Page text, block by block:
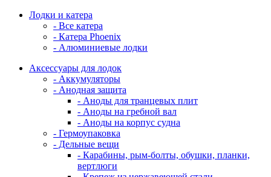
Лодки и катера
- Все катера
- Катера Phoenix
- Алюминиевые лодки
Аксессуары для лодок
- Аккумуляторы
- Анодная защита
- Аноды для транцевых плит
- Аноды на гребной вал
- Аноды на корпус судна
- Гермоупаковка
- Дельные вещи
- Карабины, рым-болты, обушки, планки,
вертлюги